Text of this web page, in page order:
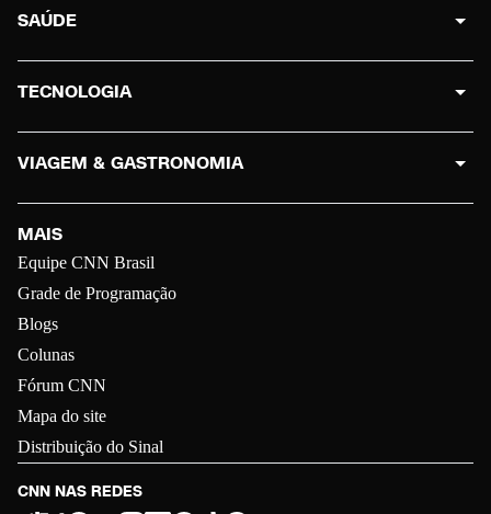
CNN NAS REDES
MAIS
Equipe CNN Brasil
Grade de Programação
Blogs
Colunas
Fórum CNN
Mapa do site
Distribuição do Sinal
SAÚDE
TECNOLOGIA
VIAGEM & GASTRONOMIA